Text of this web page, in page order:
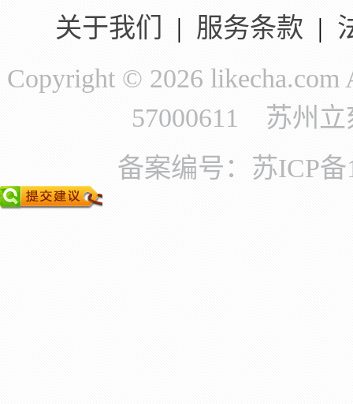
关于我们 | 服务条款 |
Copyright © 2026 likecha.com
57000611 苏州立
备案编号：苏ICP备